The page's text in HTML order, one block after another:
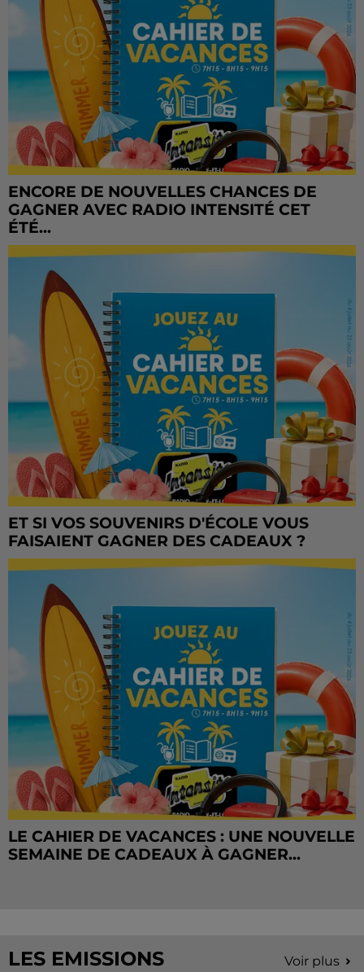
ENCORE DE NOUVELLES CHANCES DE
GAGNER AVEC RADIO INTENSITÉ CET
ÉTÉ...
ET SI VOS SOUVENIRS D'ÉCOLE VOUS
FAISAIENT GAGNER DES CADEAUX ?
LE CAHIER DE VACANCES : UNE NOUVELLE
SEMAINE DE CADEAUX À GAGNER...
LES EMISSIONS Voir plus